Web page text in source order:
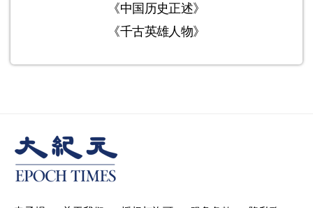
《中国历史正述》
《千古英雄人物》